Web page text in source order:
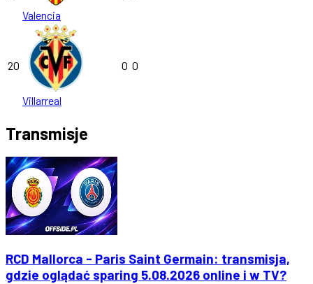
Valencia
20
Villarreal
0 0
Transmisje
RCD Mallorca - Paris Saint Germain: transmisja,
gdzie oglądać sparing 5.08.2026 online i w TV?